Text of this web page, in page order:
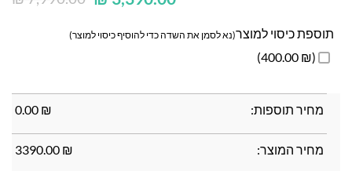
תוספת כיסוי למוצר(נא לסמן את השדה כדי להוסיף כיסוי למוצר)
(₪ 400.00)
מחיר תוספות: ₪
0.00
מחיר המוצר: ₪
3390.00